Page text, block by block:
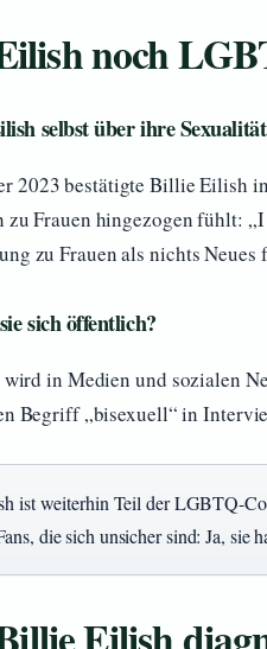
noch
selbst über ihre
2023 bestätigte Billie Eilish
zu Frauen hingezogen fühlt:
zu Frauen als nichts Neues
sich öffentlich?
in Medien und sozialen
Begriff „bisexuell“ in
ist weiterhin Teil der LGBTQ-
die sich unsicher sind: Ja, sie